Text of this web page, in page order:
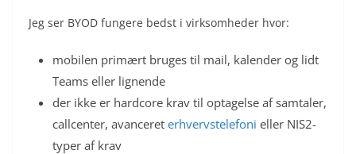
Jeg ser BYOD fungere bedst i virksomheder hvor:
mobilen primært bruges til mail, kalender og lidt
Teams eller lignende
der ikke er hardcore krav til optagelse af samtaler,
callcenter, avanceret erhvervstelefoni eller NIS2-
typer af krav